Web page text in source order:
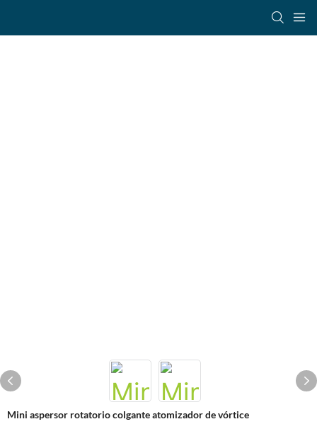
Mini aspersor rotatorio colgante atomizador de vórtice